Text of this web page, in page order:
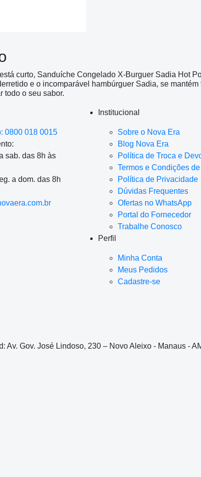
curto, Sanduíche Congelado X-Burguer Sadia Hot
e o incomparável hambúrguer Sadia, se
todo o seu sabor.
0800 018 0015
sab. das 8h às
a dom. das 8h
Institucional
Sobre o Nova Era
Blog Nova Era
Política de Troca e
Termos e Condições
Política de Privacidade
Dúvidas Frequentes
Ofertas no WhatsApp
Portal do Fornecedor
Trabalhe Conosco
Perfil
Minha Conta
Meus Pedidos
Cadastre-se
Gov. José Lindoso, 230 – Novo Aleixo - Manaus -